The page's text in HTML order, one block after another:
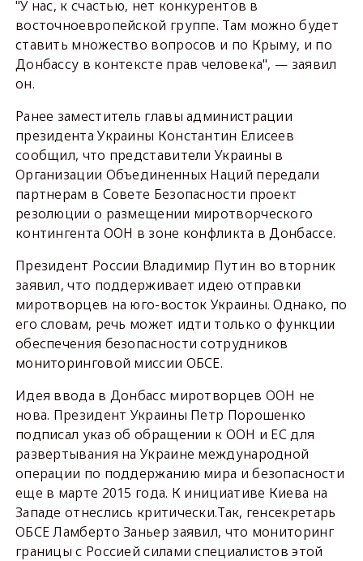
"У нас, к счастью, нет конкурентов в
восточноевропейской группе. Там можно будет
ставить множество вопросов и по Крыму, и по
Донбассу в контексте прав человека", — заявил
он.
Ранее заместитель главы администрации
президента Украины Константин Елисеев
сообщил, что представители Украины в
Организации Объединенных Наций передали
партнерам в Совете Безопасности проект
резолюции о размещении миротворческого
контингента ООН в зоне конфликта в Донбассе.
Президент России Владимир Путин во вторник
заявил, что поддерживает идею отправки
миротворцев на юго-восток Украины. Однако, по
его словам, речь может идти только о функции
обеспечения безопасности сотрудников
мониторинговой миссии ОБСЕ.
Идея ввода в Донбасс миротворцев ООН не
нова. Президент Украины Петр Порошенко
подписал указ об обращении к ООН и ЕС для
развертывания на Украине международной
операции по поддержанию мира и безопасности
еще в марте 2015 года. К инициативе Киева на
Западе отнеслись критически.Так, генсекретарь
ОБСЕ Ламберто Заньер заявил, что мониторинг
границы с Россией силами специалистов этой